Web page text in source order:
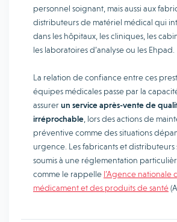
personnel soignant, mais aussi aux
distributeurs de matériel médical qui
dans les hôpitaux, les cliniques, les
les laboratoires d’analyse ou les Ehpad.
La relation de confiance entre ces
équipes médicales passe par la
assurerun service après-vente de
irréprochable , lors des actions de
préventive comme des situations
urgence. Les fabricants et distributeurs
soumis à une réglementation
comme le rappelle l’Agence nationale
médicament et des produits de santé